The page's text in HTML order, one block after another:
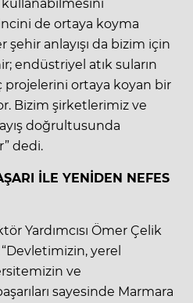
de ortaya koyma
anlayışı da bizim için
endüstriyel atık suların
projelerini ortaya koyan bir
Bizim şirketlerimiz ve
doğrultusunda
dedi.
İLE YENİDEN NEFES
Yardımcısı Ömer Çelik
yerel
ve
sayesinde Marmara